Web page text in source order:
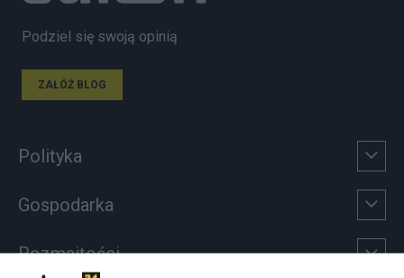
Podziel się swoją opinią
ZAŁÓŻ BLOG
Polityka
Gospodarka
Rozmaitości